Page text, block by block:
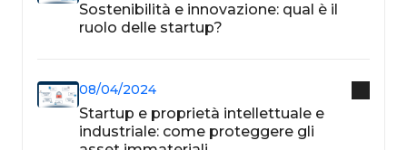
Sostenibilità e innovazione: qual è il
ruolo delle startup?
08/04/2024
Startup e proprietà intellettuale e
industriale: come proteggere gli